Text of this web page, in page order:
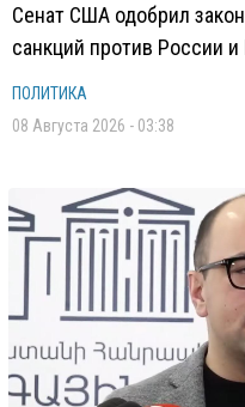
Сенат США одобрил
санкций против России и
ПОЛИТИКА
08 Августа 2026 - 03:38